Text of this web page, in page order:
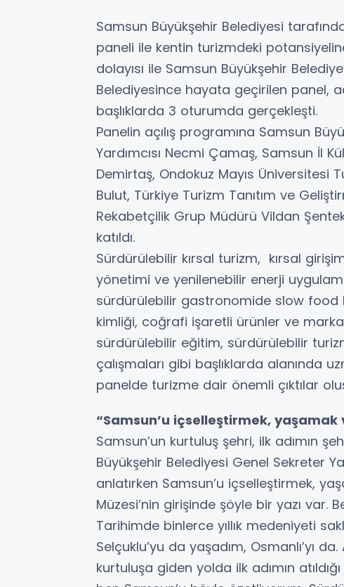
Samsun Büyükşehir Belediyesi
paneli ile kentin turizmdeki
dolayısı ile Samsun Büyükşehir
Belediyesince hayata geçirilen panel,
başlıklarda 3 oturumda gerçekleşti.
Panelin açılış programına Samsun
Yardımcısı Necmi Çamaş, Samsun İl
Demirtaş, Ondokuz Mayıs Üniversitesi
Bulut, Türkiye Turizm Tanıtım ve
Rekabetçilik Grup Müdürü Vildan
katıldı.
Sürdürülebilir kırsal turizm, kırsal
yönetimi ve yenilenebilir enerji
sürdürülebilir gastronomide slow
kimliği, coğrafi işaretli ürünler ve
sürdürülebilir eğitim, sürdürülebilir
çalışmaları gibi başlıklarda alanında
panelde turizme dair önemli çıktılar
“Samsun’u içselleştirmek, yaşamak
Samsun’un kurtuluş şehri, ilk adımın
Büyükşehir Belediyesi Genel Sekreter
anlatırken Samsun’u içselleştirmek,
Müzesi’nin girişinde şöyle bir yazı var.
Tarihimde binlerce yıllık medeniyeti
Selçuklu’yu da yaşadım, Osmanlı’yı
kurtuluşa giden yolda ilk adımın